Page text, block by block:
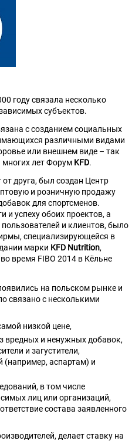
году связала несколько
субъектов.
с созданием социальных
различными видами
или внешнем виде – так
многих лет Форум KFD.
друга, был создан Центр
и розничную продажу
для спортсменов.
и успеху обоих проектов, а
и клиентов, было
специализирующейся в
марки KFD Nutrition,
время FIBO 2014 в Кёльне
на польском рынке и
связано с несколькими
низкой цене,
вредных и ненужных добавок,
и загустители,
(например, аспартам) и
в том числе
лиц или организаций,
состава заявленного
делает ставку на